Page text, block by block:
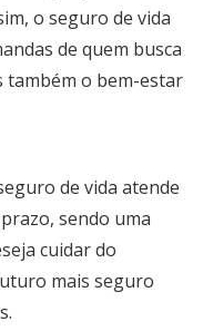
o seguro de vida
de quem busca
também o bem-estar
de vida atende
sendo uma
cuidar do
mais seguro